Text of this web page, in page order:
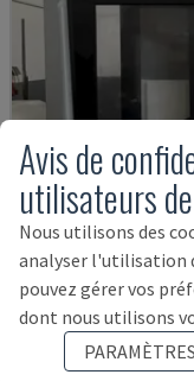
ECOMILL 800 V
DMG - CENTRE
Avis de
utilisateurs
Nous utilisons des
analyser l'utilisation
pouvez gérer vos
dont nous utilisons